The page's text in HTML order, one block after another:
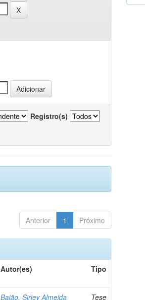
Registro(s)
Anterior 1 Próximo
Autor(es) Tipo
Baião, Sirley Almeida Tese